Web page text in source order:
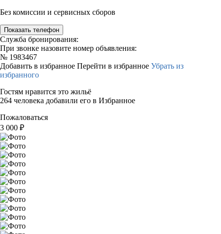
Без комиссии и сервисных сборов
Показать телефон
Служба бронирования:
При звонке назовите номер объявления:
№ 1983467
Добавить в избранное Перейти в избранное Убрать из
избранного
Гостям нравится это жильё
264 человека добавили его в Избранное
Пожаловаться
3 000 ₽